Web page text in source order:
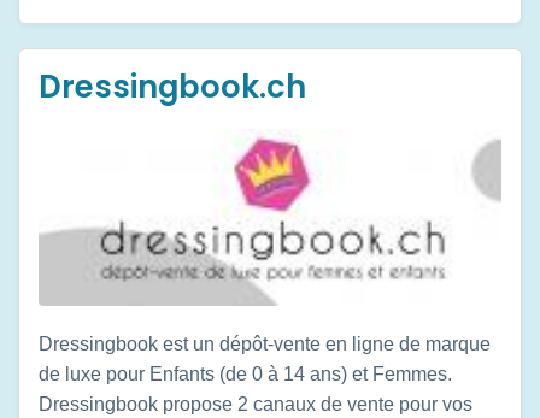
Dressingbook.ch
Dressingbook est un dépôt-vente en ligne de marque
de luxe pour Enfants (de 0 à 14 ans) et Femmes.
Dressingbook propose 2 canaux de vente pour vos